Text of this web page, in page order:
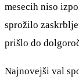
mesecih niso
sprožilo
prišlo do
Najnovejši val